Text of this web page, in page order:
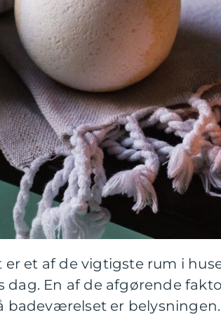
et af de vigtigste rum i
dag. En af de afgørende
er